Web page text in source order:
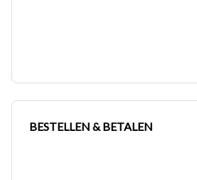
BESTELLEN & BETALEN